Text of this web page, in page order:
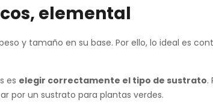
elemental
y tamaño en su base. Por ello, lo ideal es
es elegir correctamente el tipo de sustrato.
por un sustrato para plantas verdes.